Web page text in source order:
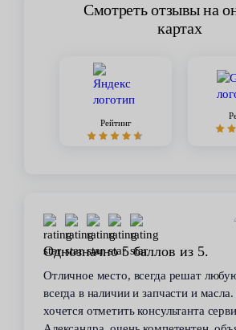
Смотреть отзывы на
картах
Рейтинг
Однозначно 5 баллов из 5.
Отличное место, всегда решат
всегда в наличии и запчасти и
хочется отметить консультанта